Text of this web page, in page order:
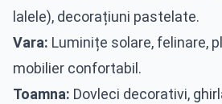
lalele), decorațiuni pastelate.
Vara: Luminițe solare, felinare,
mobilier confortabil.
Toamna: Dovleci decorativi,